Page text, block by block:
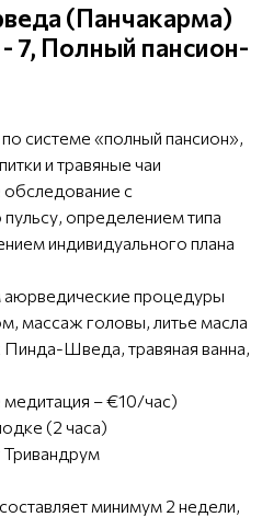
(Панчакарма)
7, Полный пансион-
системе «полный пансион»,
и травяные чаи
с
определением типа
индивидуального плана
аюрведические процедуры
массаж головы, литье масла
Шведа, травяная ванна,
– €10/час)
(2 часа)
минимум 2 недели,